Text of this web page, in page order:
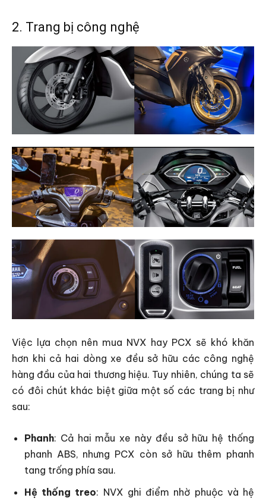
2. Trang bị công nghệ
Việc lựa chọn nên mua NVX hay PCX sẽ khó khăn
hơn khi cả hai dòng xe đều sở hữu các công nghệ
hàng đầu của hai thương hiệu. Tuy nhiên, chúng ta sẽ
có đôi chút khác biệt giữa một số các trang bị như
sau:
Phanh: Cả hai mẫu xe này đều sở hữu hệ thống
phanh ABS, nhưng PCX còn sở hữu thêm phanh
tang trống phía sau.
Hệ thống treo: NVX ghi điểm nhờ phuộc và hệ